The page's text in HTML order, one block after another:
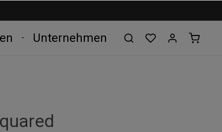
Unternehmen